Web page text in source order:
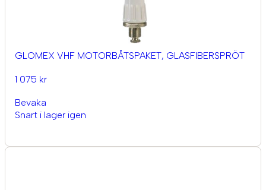
GLOMEX VHF MOTORBÅTSPAKET, GLASFIBERSPRÖT
1 075 kr
Bevaka
Snart i lager igen